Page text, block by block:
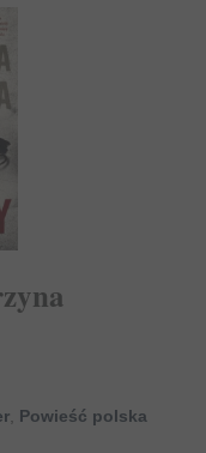
Powieść polska